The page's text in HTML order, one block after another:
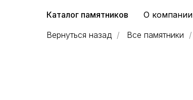
Каталог памятников О компании
Вернуться назад / Все памятники /